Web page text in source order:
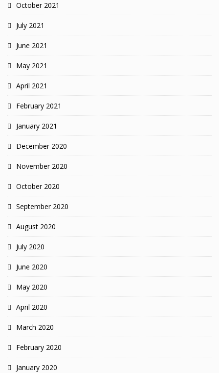
October 2021
July 2021
June 2021
May 2021
April 2021
February 2021
January 2021
December 2020
November 2020
October 2020
September 2020
August 2020
July 2020
June 2020
May 2020
April 2020
March 2020
February 2020
January 2020